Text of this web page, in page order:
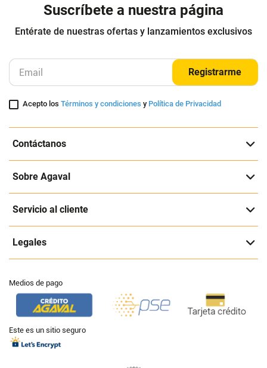
Suscríbete a nuestra página
Entérate de nuestras ofertas y lanzamientos exclusivos
Registrarme
Acepto losTérminos y condiciones y Política de Privacidad
Contáctanos
Sobre Agaval
Servicio al cliente
Legales
Medios de pago
Este es un sitio seguro